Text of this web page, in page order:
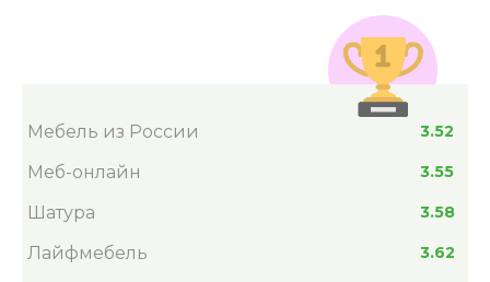
Мебель из России 3.52
Меб-онлайн 3.55
Шатура 3.58
Лайфмебель 3.62